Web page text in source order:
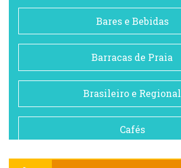
Bares e Bebidas
Barracas de Praia
Brasileiro e Regional
Cafés